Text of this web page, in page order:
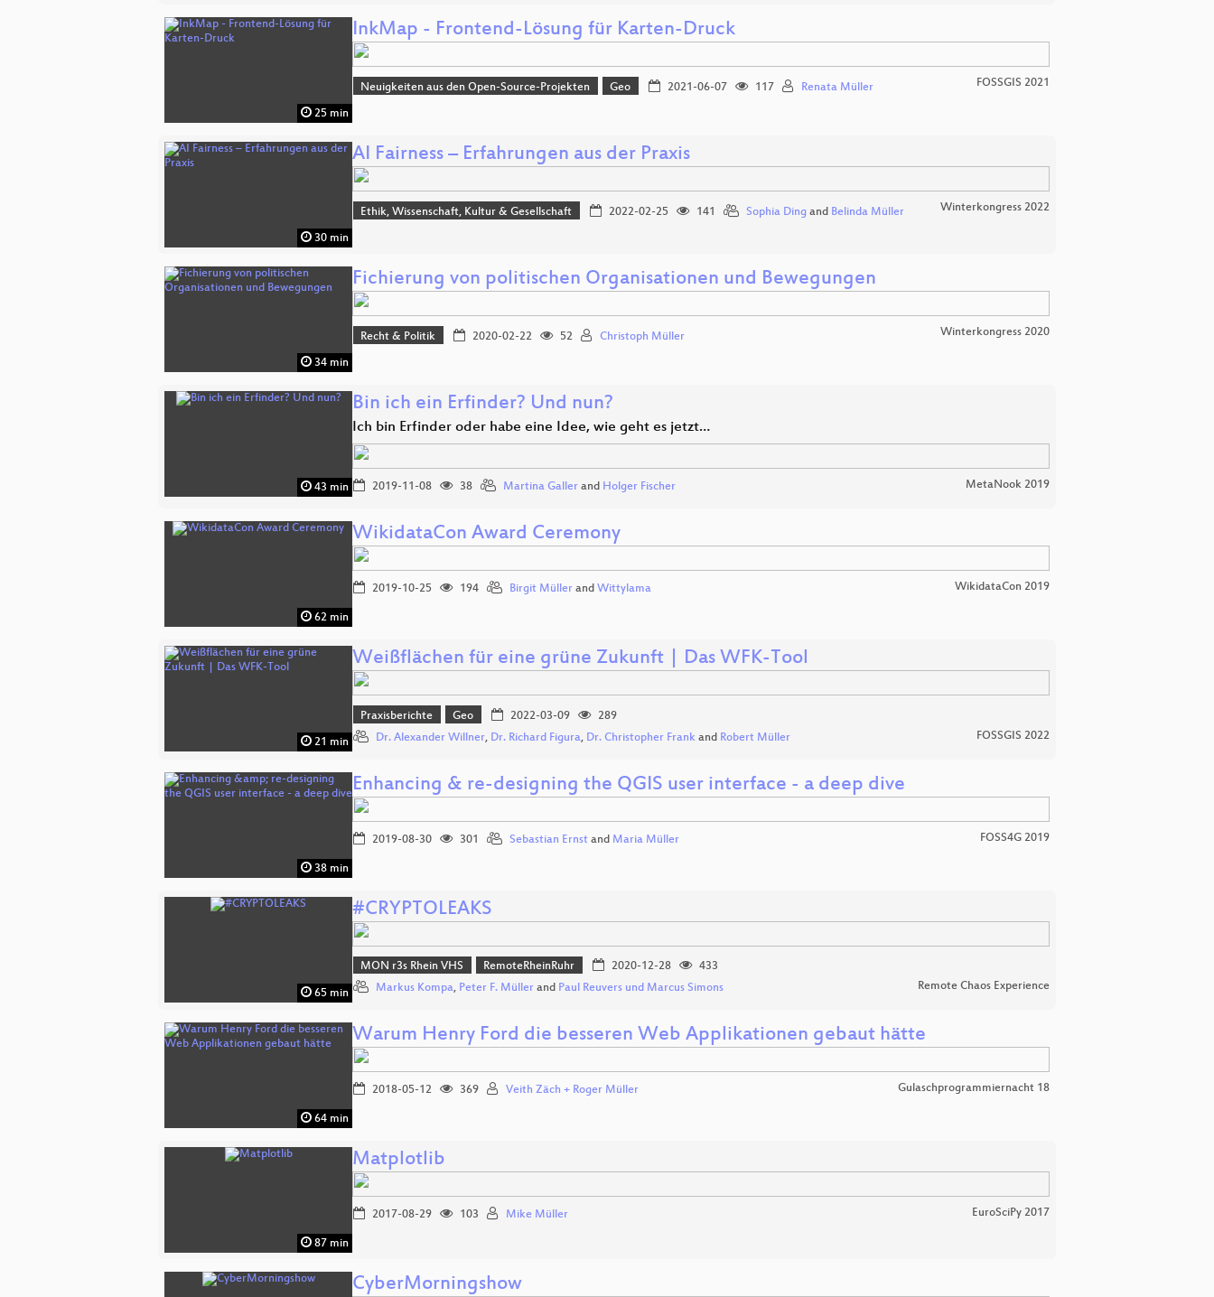
25 min
InkMap - Frontend-Lösung für Karten-Druck
Neuigkeiten aus den Open-Source-Projekten Geo 2021-06-07 117 Renata Müller FOSSGIS 2021
30 min
AI Fairness – Erfahrungen aus der Praxis
Ethik, Wissenschaft, Kultur & Gesellschaft 2022-02-25 141 Sophia Dingand Belinda Müller Winterkongress 2022
34 min
Fichierung von politischen Organisationen und Bewegungen
Recht & Politik 2020-02-22 52 Christoph Müller Winterkongress 2020
43 min
Bin ich ein Erfinder? Und nun?
Ich bin Erfinder oder habe eine Idee, wie geht es jetzt…
2019-11-08 38 Martina Galler and Holger Fischer MetaNook 2019
62 min
WikidataCon Award Ceremony
2019-10-25 194 Birgit Müller and Wittylama WikidataCon 2019
21 min
Weißflächen für eine grüne Zukunft | Das WFK-Tool
Praxisberichte Geo 2022-03-09
289
Dr. Alexander Willner, Dr. Richard Figura, Dr. Christopher Frank and Robert Müller FOSSGIS 2022
38 min
Enhancing & re-designing the QGIS user interface - a deep dive
2019-08-30 301 Sebastian Ernst and Maria Müller FOSS4G 2019
65 min
#CRYPTOLEAKS
MON r3s Rhein VHS RemoteRheinRuhr 2020-12-28
433
Markus Kompa, Peter F. Müller and Paul Reuvers und Marcus Simons Remote Chaos Experience
64 min
Warum Henry Ford die besseren Web Applikationen gebaut hätte
2018-05-12 369 Veith Zäch + Roger Müller Gulaschprogrammiernacht 18
87 min
Matplotlib
2017-08-29 103 Mike Müller EuroSciPy 2017
CyberMorningshow